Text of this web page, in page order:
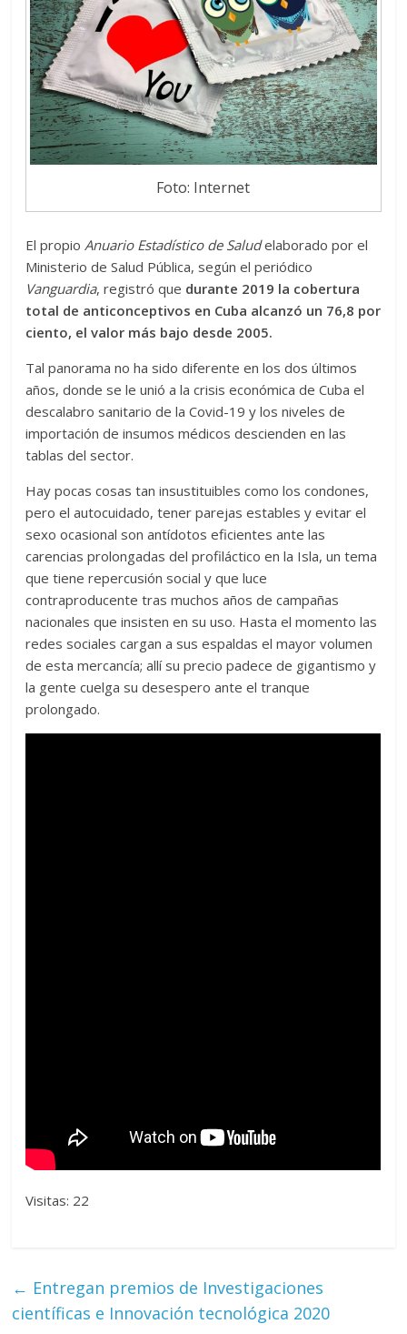
Foto: Internet
El propio Anuario Estadístico de Saludelaborado por el
Ministerio de Salud Pública, según el periódico
Vanguardia, registró que durante 2019 la cobertura
total de anticonceptivos en Cuba alcanzó un 76,8 por
ciento, el valor más bajo desde 2005.
Tal panorama no ha sido diferente en los dos últimos
años, donde se le unió a la crisis económica de Cuba el
descalabro sanitario de la Covid-19 y los niveles de
importación de insumos médicos descienden en las
tablas del sector.
Hay pocas cosas tan insustituibles como los condones,
pero el autocuidado, tener parejas estables y evitar el
sexo ocasional son antídotos eficientes ante las
carencias prolongadas del profiláctico en la Isla, un tema
que tiene repercusión social y que luce
contraproducente tras muchos años de campañas
nacionales que insisten en su uso. Hasta el momento las
redes sociales cargan a sus espaldas el mayor volumen
de esta mercancía; allí su precio padece de gigantismo y
la gente cuelga su desespero ante el tranque
prolongado.
Visitas: 22
← Entregan premios de Investigaciones
científicas e Innovación tecnológica 2020